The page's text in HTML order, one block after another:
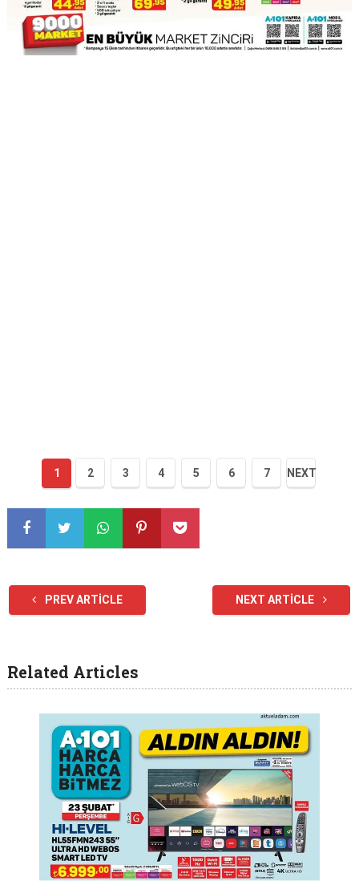
1 2 3 4 5 6 7 NEXT
PREV ARTICLE NEXT ARTICLE
Related Articles